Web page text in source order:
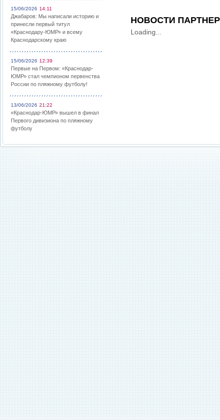
15/06/2026 14:11
Джабаров: Мы написали историю и
принесли первый титул
«Краснодару-ЮМР» и всему
Краснодарскому краю
15/06/2026 12:39
Первые на Первом: «Краснодар-
ЮМР» стал чемпионом первенства
России по пляжному футболу!
13/06/2026 21:22
«Краснодар-ЮМР» вышел в финал
Первого дивизиона по пляжному
футболу
НОВОСТИ
Loading...